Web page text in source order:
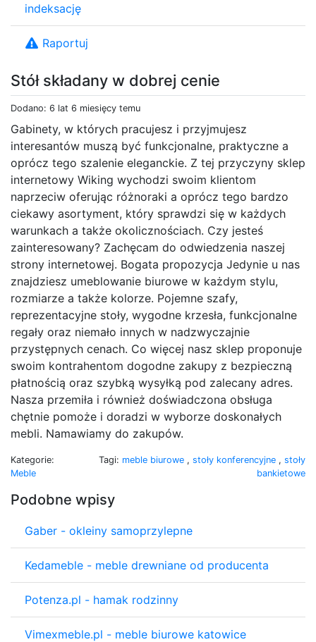
Stół składany w dobrej cenie
Dodano: 6 lat 6 miesięcy temu
Gabinety, w których pracujesz i przyjmujesz
interesantów muszą być funkcjonalne, praktyczne a
oprócz tego szalenie eleganckie. Z tej przyczyny sklep
internetowy Wiking wychodzi swoim klientom
naprzeciw oferując różnoraki a oprócz tego bardzo
ciekawy asortyment, który sprawdzi się w każdych
warunkach a także okolicznościach. Czy jesteś
zainteresowany? Zachęcam do odwiedzenia naszej
strony internetowej. Bogata propozycja Jedynie u nas
znajdziesz umeblowanie biurowe w każdym stylu,
rozmiarze a także kolorze. Pojemne szafy,
reprezentacyjne stoły, wygodne krzesła, funkcjonalne
regały oraz niemało innych w nadzwyczajnie
przystępnych cenach. Co więcej nasz sklep proponuje
swoim kontrahentom dogodne zakupy z bezpieczną
płatnością oraz szybką wysyłką pod zalecany adres.
Nasza przemiła i również doświadczona obsługa
chętnie pomoże i doradzi w wyborze doskonałych
mebli. Namawiamy do zakupów.
Kategorie:
Meble
Tagi: meble biurowe , stoły konferencyjne , stoły
bankietowe
Podobne wpisy
Gaber - okleiny samoprzylepne
Kedameble - meble drewniane od producenta
Potenza.pl - hamak rodzinny
Vimexmeble.pl - meble biurowe katowice
indeksację
Raportuj